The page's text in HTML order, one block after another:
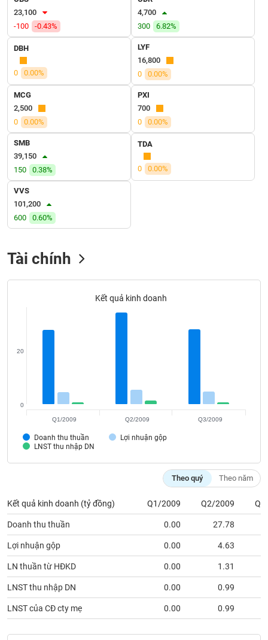
23,100
-100
-0.43%
4,700
300
6.82%
DBH
0 0.00%
LYF
16,800
0
0.00%
MCG
2,500
0
0.00%
PXI
700
0
0.00%
SMB
39,150
150
0.38%
TDA
0 0.00%
VVS
101,200
600
0.60%
Tài chính
Kết quả kinh doanh
Doanh thu thuần
Lợi nhuận gộp
LNST thu nhập DN
0
20
Q1/2009 Q2/2009 Q3/2009
Theo quý Theo năm
Kết quả kinh doanh (tỷ đồng) Q1/2009 Q2/2009
Doanh thu thuần 0.00 27.78
Lợi nhuận gộp 0.00 4.63
LN thuần từ HĐKD 0.00 1.31
LNST thu nhập DN 0.00 0.99
LNST của CĐ cty mẹ 0.00 0.99
VỤ
TRUYỀN
THÔNG
BẤT
ĐỘNG
SẢN
Mã
chứng
Tất cả
Bài
viết
tác
Báo
phân
tích
(-)
Thuật
ngữ
(-)